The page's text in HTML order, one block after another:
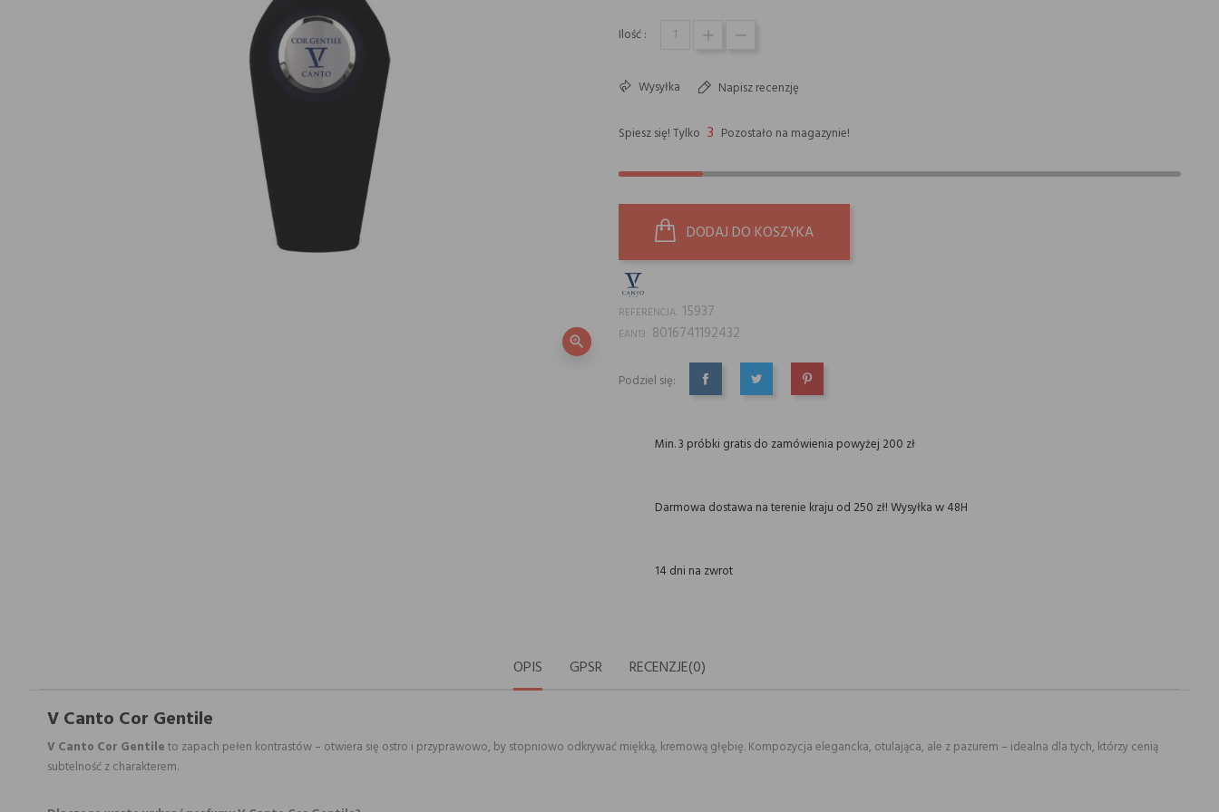
zoom_in
Ilość :
Wysyłka Napisz recenzję
Spiesz się! Tylko 3 Pozostało na magazynie!
DODAJ DO KOSZYKA
REFERENCJA: 15937
EAN13: 8016741192432
Podziel się:
UDOSTĘPNIJTWEETUJPINTEREST
Min. 3 próbki gratis do zamówienia powyżej 200 zł
Darmowa dostawa na terenie kraju od 250 zł! Wysyłka w 48H
14 dni na zwrot
OPIS GPSR RECENZJE(0)
V Canto Cor Gentile
V Canto Cor Gentileto zapach pełen kontrastów – otwiera się ostro i przyprawowo, by stopniowo odkrywać miękką, kremową głębię. Kompozycja elegancka, otulająca, ale z pazurem – idealna dla tych, którzy cenią
subtelność z charakterem.